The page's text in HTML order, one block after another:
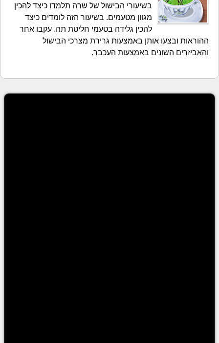
בשיעורי הבישול של שרה תלמדו כיצד להכין
מגוון מטעמים. בשיעור הזה לומדים כיצד
להכין גלידה בטעמי חליטת תה. עקבו אחר
ההוראות ובצעו אותן באמצעות גרירת מצרכי הבישול
והאביזרים השונים באמצעות העכבר.